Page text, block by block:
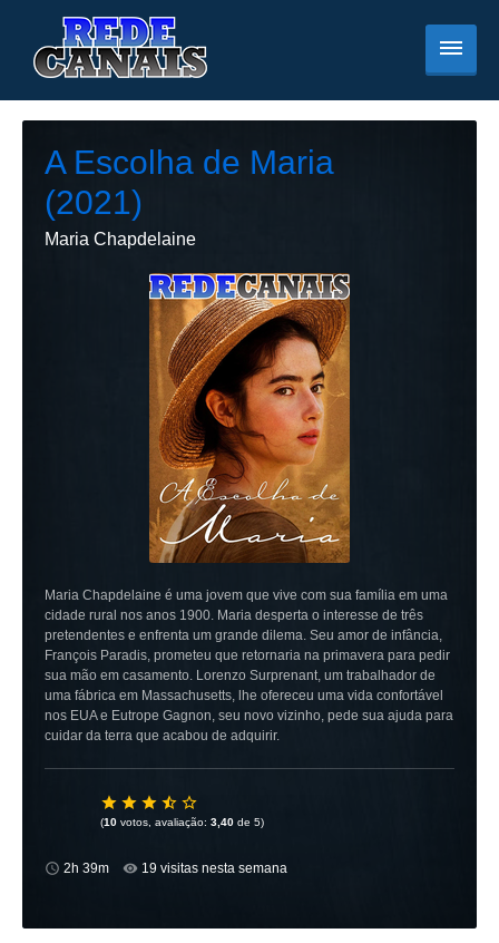
A Escolha de Maria
(2021)
Maria Chapdelaine
Maria Chapdelaine é uma jovem que vive com sua família em uma
cidade rural nos anos 1900. Maria desperta o interesse de três
pretendentes e enfrenta um grande dilema. Seu amor de infância,
François Paradis, prometeu que retornaria na primavera para pedir
sua mão em casamento. Lorenzo Surprenant, um trabalhador de
uma fábrica em Massachusetts, lhe ofereceu uma vida confortável
nos EUA e Eutrope Gagnon, seu novo vizinho, pede sua ajuda para
cuidar da terra que acabou de adquirir.
(10 votos, avaliação: 3,40 de 5)
2h 39m 19 visitas nesta semana